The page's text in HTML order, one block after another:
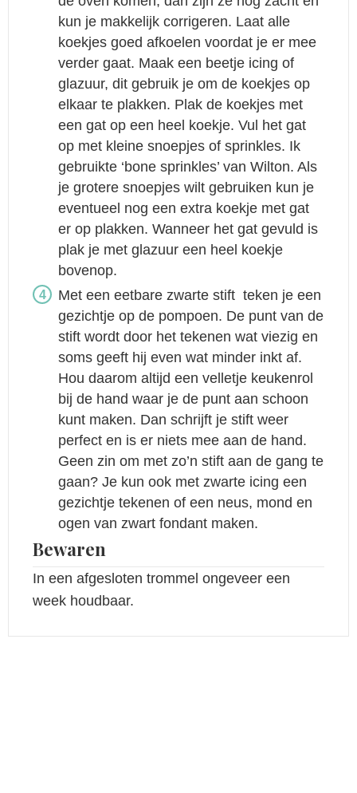
kun je makkelijk corrigeren. Laat alle
koekjes goed afkoelen voordat je er mee
verder gaat. Maak een beetje icing of
glazuur, dit gebruik je om de koekjes op
elkaar te plakken. Plak de koekjes met
een gat op een heel koekje. Vul het gat
op met kleine snoepjes of sprinkles. Ik
gebruikte ‘bone sprinkles’ van Wilton. Als
je grotere snoepjes wilt gebruiken kun je
eventueel nog een extra koekje met gat
er op plakken. Wanneer het gat gevuld is
plak je met glazuur een heel koekje
bovenop.
Met een eetbare zwarte stift teken je een
gezichtje op de pompoen. De punt van de
stift wordt door het tekenen wat viezig en
soms geeft hij even wat minder inkt af.
Hou daarom altijd een velletje keukenrol
bij de hand waar je de punt aan schoon
kunt maken. Dan schrijft je stift weer
perfect en is er niets mee aan de hand.
Geen zin om met zo’n stift aan de gang te
gaan? Je kun ook met zwarte icing een
gezichtje tekenen of een neus, mond en
ogen van zwart fondant maken.
Bewaren
In een afgesloten trommel ongeveer een
week houdbaar.